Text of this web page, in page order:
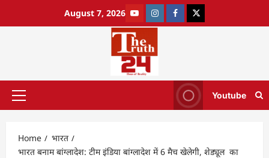
August 7, 2026
Youtube
Home
भारत
भारत बनाम बांग्लादेश: टीम इंडिया बांग्लादेश में 6 मैच खेलेगी, शेड्यूल का